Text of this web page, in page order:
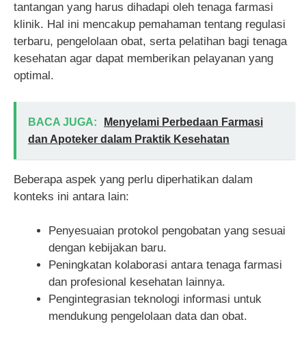
tantangan yang harus dihadapi oleh tenaga farmasi
klinik. Hal ini mencakup pemahaman tentang regulasi
terbaru, pengelolaan obat, serta pelatihan bagi tenaga
kesehatan agar dapat memberikan pelayanan yang
optimal.
BACA JUGA:
Menyelami Perbedaan Farmasi
dan Apoteker dalam Praktik Kesehatan
Beberapa aspek yang perlu diperhatikan dalam
konteks ini antara lain:
Penyesuaian protokol pengobatan yang sesuai
dengan kebijakan baru.
Peningkatan kolaborasi antara tenaga farmasi
dan profesional kesehatan lainnya.
Pengintegrasian teknologi informasi untuk
mendukung pengelolaan data dan obat.